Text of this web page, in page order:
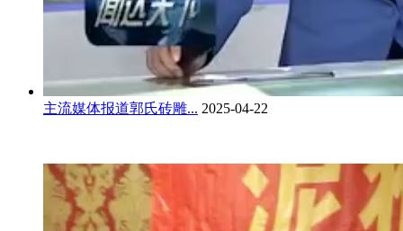
主流媒体报道郭氏砖雕... 2025-04-22